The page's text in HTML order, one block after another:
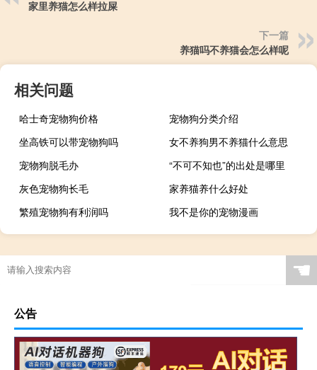
家里养猫怎么样拉屎
下一篇
养猫吗不养猫会怎么样呢
相关问题
哈士奇宠物狗价格
宠物狗分类介绍
坐高铁可以带宠物狗吗
女不养狗男不养猫什么意思
宠物狗脱毛办
“不可不知也”的出处是哪里
灰色宠物狗长毛
家养猫养什么好处
繁殖宠物狗有利润吗
我不是你的宠物漫画
☚
公告